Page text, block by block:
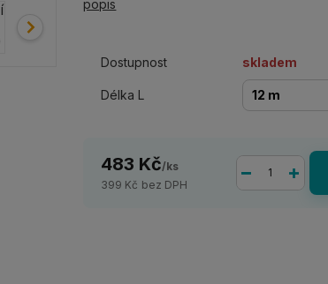
popis
Dostupnost skladem
Délka L
483 Kč/ks
399 Kč bez DPH